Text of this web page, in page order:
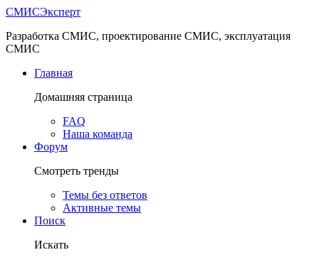
СМИСЭксперт
Разработка СМИС, проектирование СМИС, эксплуатация
СМИС
Главная
Домашняя страница
FAQ
Наша команда
Форум
Смотреть тренды
Темы без ответов
Активные темы
Поиск
Искать